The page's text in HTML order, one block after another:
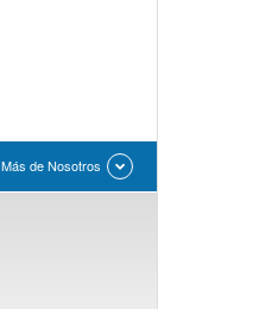
Más de Nosotros